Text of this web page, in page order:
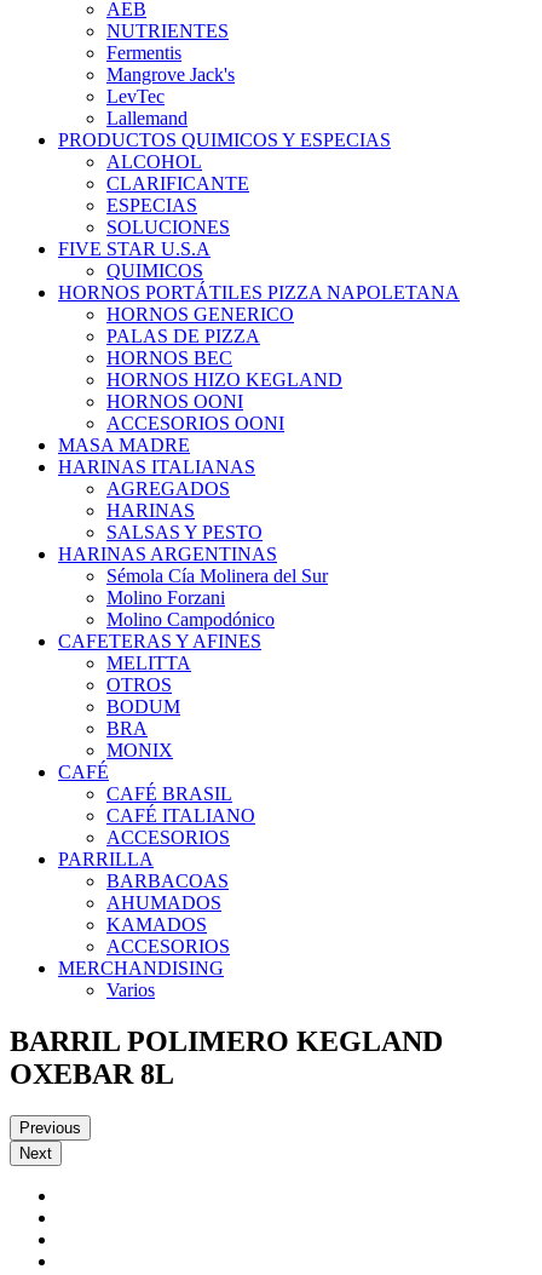
AEB
NUTRIENTES
Fermentis
Mangrove Jack's
LevTec
Lallemand
PRODUCTOS QUIMICOS Y ESPECIAS
ALCOHOL
CLARIFICANTE
ESPECIAS
SOLUCIONES
FIVE STAR U.S.A
QUIMICOS
HORNOS PORTÁTILES PIZZA NAPOLETANA
HORNOS GENERICO
PALAS DE PIZZA
HORNOS BEC
HORNOS HIZO KEGLAND
HORNOS OONI
ACCESORIOS OONI
MASA MADRE
HARINAS ITALIANAS
AGREGADOS
HARINAS
SALSAS Y PESTO
HARINAS ARGENTINAS
Sémola Cía Molinera del Sur
Molino Forzani
Molino Campodónico
CAFETERAS Y AFINES
MELITTA
OTROS
BODUM
BRA
MONIX
CAFÉ
CAFÉ BRASIL
CAFÉ ITALIANO
ACCESORIOS
PARRILLA
BARBACOAS
AHUMADOS
KAMADOS
ACCESORIOS
MERCHANDISING
Varios
BARRIL POLIMERO KEGLAND
OXEBAR 8L
Previous
Next